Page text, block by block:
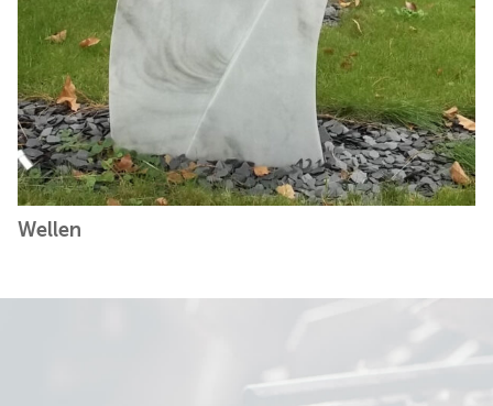
Wellen